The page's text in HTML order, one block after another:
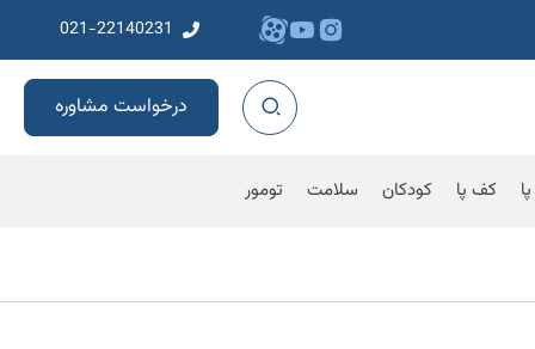
021-22140231
درخواست مشاوره
کف پا کودکان سلامت تومور